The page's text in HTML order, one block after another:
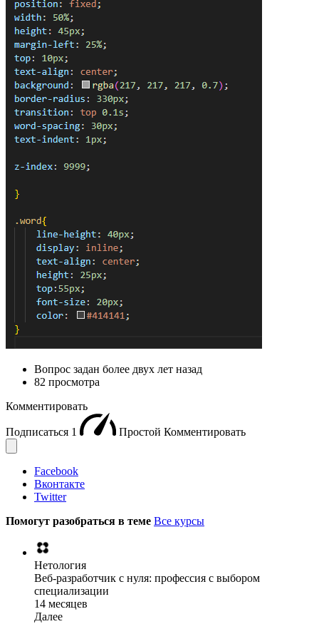
Вопрос задан более двух лет назад
82 просмотра
Комментировать
Подписаться 1 Простой Комментировать
Facebook
Вконтакте
Twitter
Помогут разобраться в теме Все курсы
Нетология
Веб-разработчик с нуля: профессия с выбором
специализации
14 месяцев
Далее